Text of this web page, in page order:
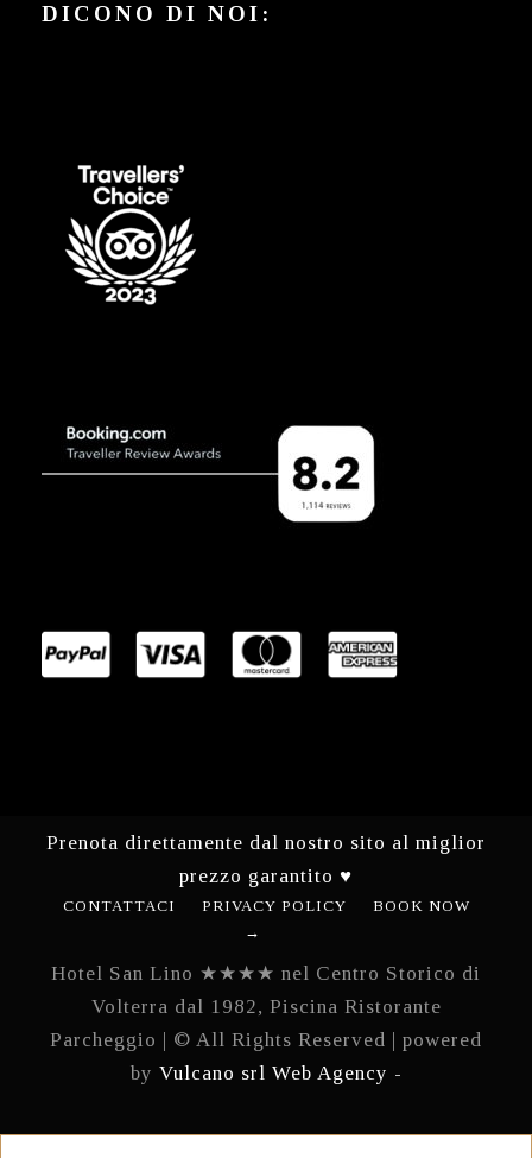
DICONO DI NOI:
Prenota direttamente dal nostro sito al miglior
prezzo garantito ♥
CONTATTACI PRIVACY POLICY
BOOK NOW
→
Hotel San Lino ★★★★ nel Centro Storico di
Volterra dal 1982, Piscina Ristorante
Parcheggio | © All Rights Reserved | powered
by Vulcano srl Web Agency -